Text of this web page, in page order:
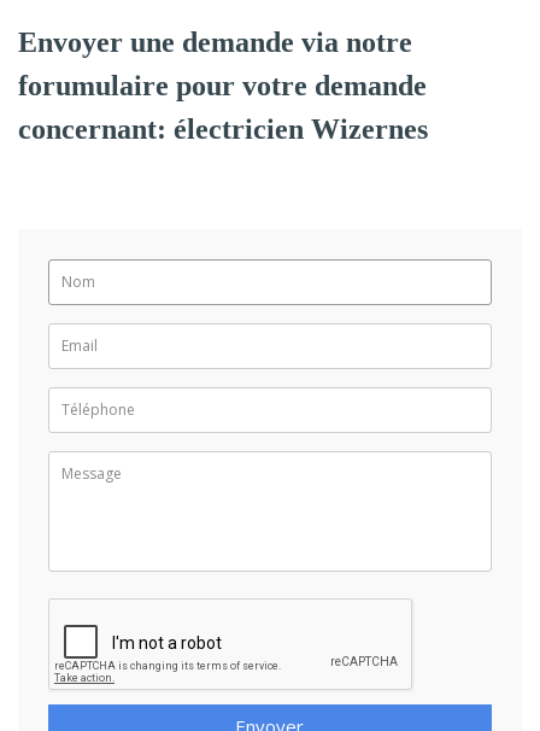
Envoyer une demande via notre
forumulaire pour votre demande
concernant: électricien Wizernes
Envoyer